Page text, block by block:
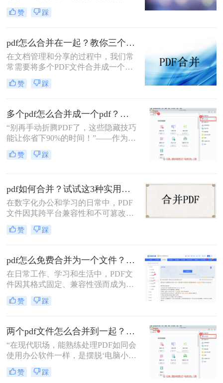
档、分享或打印。那么两张发票pdf合
并成一个文件怎么弄呢？本文将介绍
的方法。
赞 踩
pdf怎么合并在一起？教你三个好用办法！
在文档管理和分享的过程中，我们常
常需要将多个PDF文件合并成一个单
一的文件，以简化发送、存储或打印
的过程。无论是为了创建综合报告、
握pdf怎么合并在一起是一项非常实用
的技能。本文将介绍三种不同的PDF
合并方法。
赞 踩
多个pdf怎么合并成一个pdf？小编亲测高效方法大公开！
“别再手动折腾PDF了，这些隐藏技巧
能让你省下90%的时间！”——作为从
事电脑办公软件测评多年的博主，小
编经常收到读者关于PDF合并的求
方法，帮你解决操作繁琐、安全隐忧
等核心困扰。那么多个pdf怎么合并成
一个pdf呢？本文基于真实测试和数
用技能。
赞 踩
pdf如何合并？试试这3种实用合并方法！
在数字化办公和学习的日常中，PDF
文件因其跨平台兼容性和不可篡改性
而广受欢迎。然而，当需要处理多个
PDF文件时，将它们合并成一个文件
并呢？本文将介绍三种合并PDF文件
的方法。
赞 踩
pdf怎么免费合并为一个文件？五种免费合并方法详解！
在日常工作、学习和生活中，PDF文
件因其格式固定、兼容性强而成为文
档交换的主流格式。然而，我们经常
遇到需要将多个PDF文件合并为一个
提交组合文档。虽然市面上有众多付
费软件提供PDF编辑功能，但免费方
案同样能高效完成任务。那么pdf怎么
免费合并为一个文件呢？本文将系统
介绍五种免费合并PDF文件的方法，
涵盖在线工具、桌面软件、命令行及
赞 踩
两个pdf文件怎么合并到一起？3分钟教会你5种专业方法，最后一招绝了！
“在现代职场，能熟练处理PDF如同会
使用办公软件一样，是摆脱‘电脑小
白’标签、提升个人效率的隐形核心竞
争力。”——小编“领导刚把项目合同
赞 踩